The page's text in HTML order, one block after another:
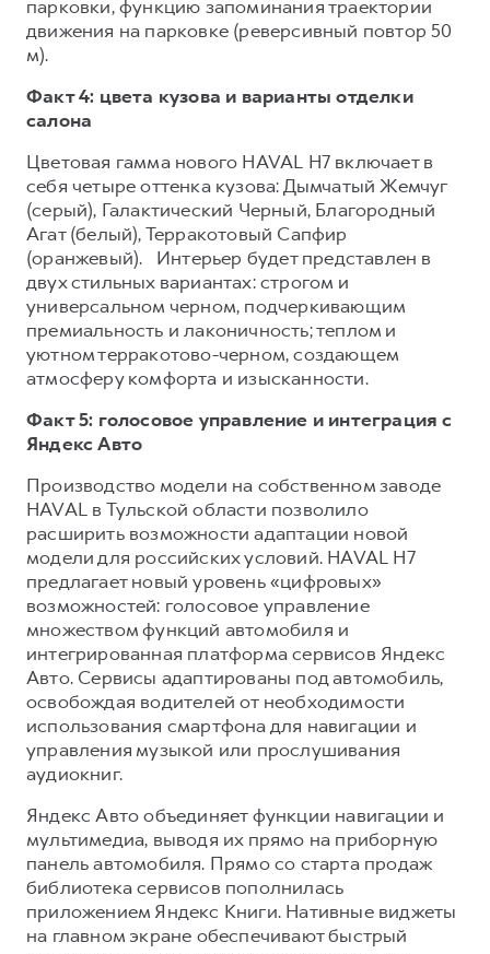
парковки, функцию запоминания траектории
движения на парковке (реверсивный повтор 50
м).
Факт 4: цвета кузова и варианты отделки
салона
Цветовая гамма нового HAVAL H7 включает в
себя четыре оттенка кузова: Дымчатый Жемчуг
(серый), Галактический Черный, Благородный
Агат (белый), Терракотовый Сапфир
(оранжевый). Интерьер будет представлен в
двух стильных вариантах: строгом и
универсальном черном, подчеркивающим
премиальность и лаконичность; теплом и
уютном терракотово-черном, создающем
атмосферу комфорта и изысканности.
Факт 5: голосовое управление и интеграция с
Яндекс Авто
Производство модели на собственном заводе
HAVAL в Тульской области позволило
расширить возможности адаптации новой
модели для российских условий. HAVAL H7
предлагает новый уровень «цифровых»
возможностей: голосовое управление
множеством функций автомобиля и
интегрированная платформа сервисов Яндекс
Авто. Сервисы адаптированы под автомобиль,
освобождая водителей от необходимости
использования смартфона для навигации и
управления музыкой или прослушивания
аудиокниг.
Яндекс Авто объединяет функции навигации и
мультимедиа, выводя их прямо на приборную
панель автомобиля. Прямо со старта продаж
библиотека сервисов пополнилась
приложением Яндекс Книги. Нативные виджеты
на главном экране обеспечивают быстрый